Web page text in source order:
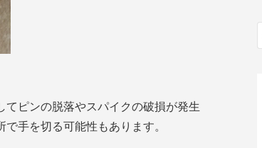
ピンの脱落やスパイクの破損が発生
手を切る可能性もあります。